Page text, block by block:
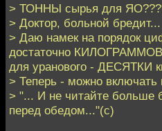
> ТОННЫ сырья для
> Доктор, больной бредит...
> Даю намек на порядок
достаточно КИЛОГРАММОВ
для уранового - ДЕСЯТКИ
> Теперь - можно включать
> "... И не читайте больше
перед обедом..."(с)